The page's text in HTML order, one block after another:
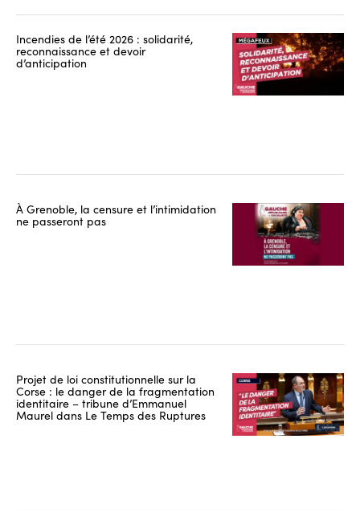
Incendies de l’été 2026 : solidarité,
reconnaissance et devoir
d’anticipation
À Grenoble, la censure et l’intimidation
ne passeront pas
Projet de loi constitutionnelle sur la
Corse : le danger de la fragmentation
identitaire – tribune d’Emmanuel
Maurel dans Le Temps des Ruptures